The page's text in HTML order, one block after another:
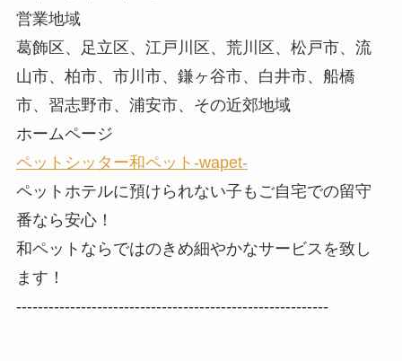
営業地域
葛飾区、足立区、江戸川区、荒川区、松戸市、流
山市、柏市、市川市、鎌ヶ谷市、白井市、船橋
市、習志野市、浦安市、その近郊地域
ホームページ
ペットシッター和ペット-wapet-
ペットホテルに預けられない子もご自宅での留守
番なら安心！
和ペットならではのきめ細やかなサービスを致し
ます！
----------------------------------------------------------